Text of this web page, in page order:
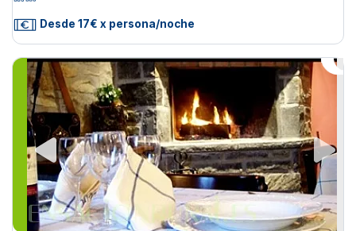
Desde 17€ x persona/noche